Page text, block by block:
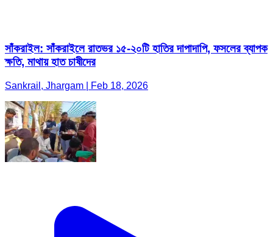
সাঁকরাইল: সাঁকরাইলে রাতভর ১৫-২০টি হাতির দাপাদাপি, ফসলের ব্যাপক
ক্ষতি, মাথায় হাত চাষীদের
Sankrail, Jhargam | Feb 18, 2026